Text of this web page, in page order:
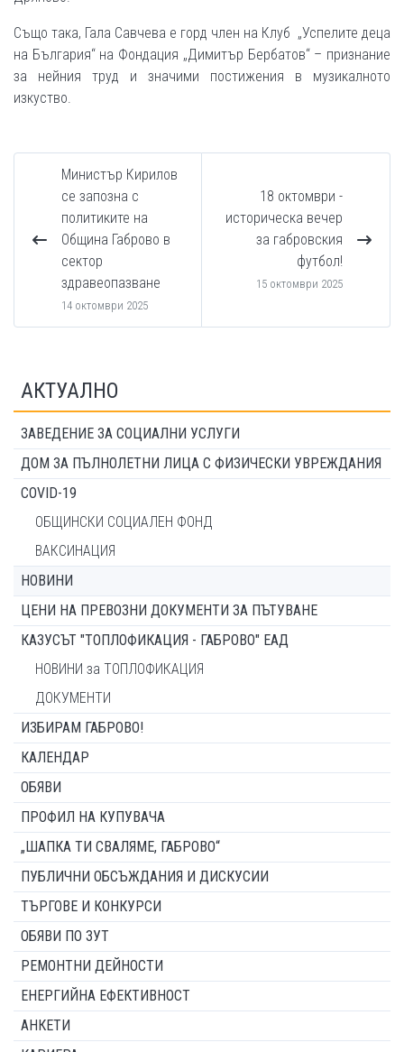
Също така, Гала Савчева е горд член на Клуб „Успелите деца
на България“ на Фондация „Димитър Бербатов“ – признание
за нейния труд и значими постижения в музикалното
изкуство.
Министър Кирилов
се запозна с
политиките на
Община Габрово в
сектор
здравеопазване
14 октомври 2025
18 октомври -
историческа вечер
за габровския
футбол!
15 октомври 2025
АКТУАЛНО
ЗАВЕДЕНИЕ ЗА СОЦИАЛНИ УСЛУГИ
ДОМ ЗА ПЪЛНОЛЕТНИ ЛИЦА С ФИЗИЧЕСКИ УВРЕЖДАНИЯ
COVID-19
ОБЩИНСКИ СОЦИАЛЕН ФОНД
ВАКСИНАЦИЯ
НОВИНИ
ЦЕНИ НА ПРЕВОЗНИ ДОКУМЕНТИ ЗА ПЪТУВАНЕ
КАЗУСЪТ "ТОПЛОФИКАЦИЯ - ГАБРОВО" ЕАД
НОВИНИ за ТОПЛОФИКАЦИЯ
ДОКУМЕНТИ
ИЗБИРАМ ГАБРОВО!
КАЛЕНДАР
ОБЯВИ
ПРОФИЛ НА КУПУВАЧА
„ШАПКА ТИ СВАЛЯМЕ, ГАБРОВО“
ПУБЛИЧНИ ОБСЪЖДАНИЯ И ДИСКУСИИ
ТЪРГОВЕ И КОНКУРСИ
ОБЯВИ ПО ЗУТ
РЕМОНТНИ ДЕЙНОСТИ
ЕНЕРГИЙНА ЕФЕКТИВНОСТ
АНКЕТИ